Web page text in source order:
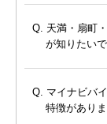
天満・扇町
が知りたいで
マイナビバ
特徴があり